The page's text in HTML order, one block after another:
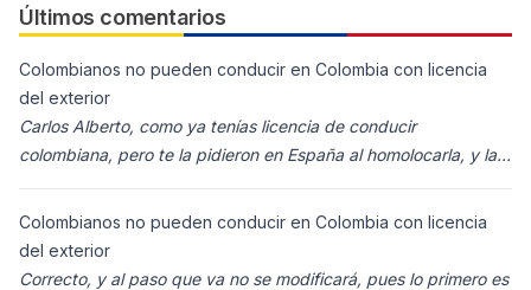
Últimos comentarios
Colombianos no pueden conducir en Colombia con licencia
del exterior
Carlos Alberto, como ya tenías licencia de conducir
colombiana, pero te la pidieron en España al homolocarla, y la
Colombianos no pueden conducir en Colombia con licencia
del exterior
Correcto, y al paso que va no se modificará, pues lo primero es